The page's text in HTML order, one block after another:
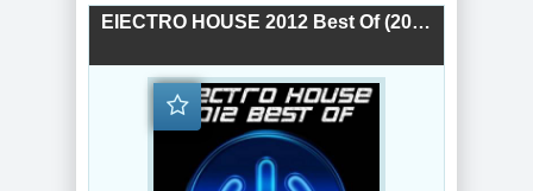
EIECTRO HOUSE 2012 Best Of (2018) торрент